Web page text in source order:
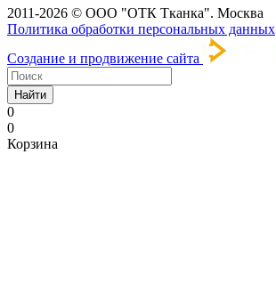
2011-2026 © ООО "ОТК Тканка". Москва
Политика обработки персональных данных
Создание и продвижение сайта
Найти
0
0
Корзина